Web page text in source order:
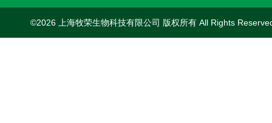
©2026 上海牧荣生物科技有限公司 版权所有 All Rights